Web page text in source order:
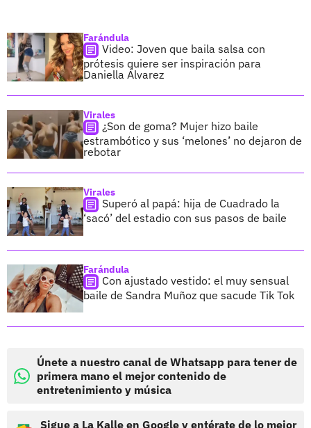
Farándula
Video: Joven que baila salsa con
prótesis quiere ser inspiración para
Daniella Álvarez
Virales
¿Son de goma? Mujer hizo baile
estrambótico y sus ‘melones’ no dejaron de
rebotar
Virales
Superó al papá: hija de Cuadrado la
‘sacó’ del estadio con sus pasos de baile
Farándula
Con ajustado vestido: el muy sensual
baile de Sandra Muñoz que sacude Tik Tok
Únete a nuestro canal de Whatsapp para tener de
primera mano el mejor contenido de
entretenimiento y música
Sigue a La Kalle en Google y entérate de lo mejor